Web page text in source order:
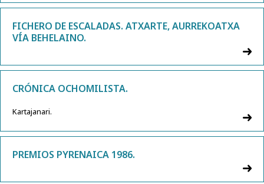
FICHERO DE ESCALADAS. ATXARTE, AURREKOATXA
VÍA BEHELAINO.
CRÓNICA OCHOMILISTA.
Kartajanari.
PREMIOS PYRENAICA 1986.